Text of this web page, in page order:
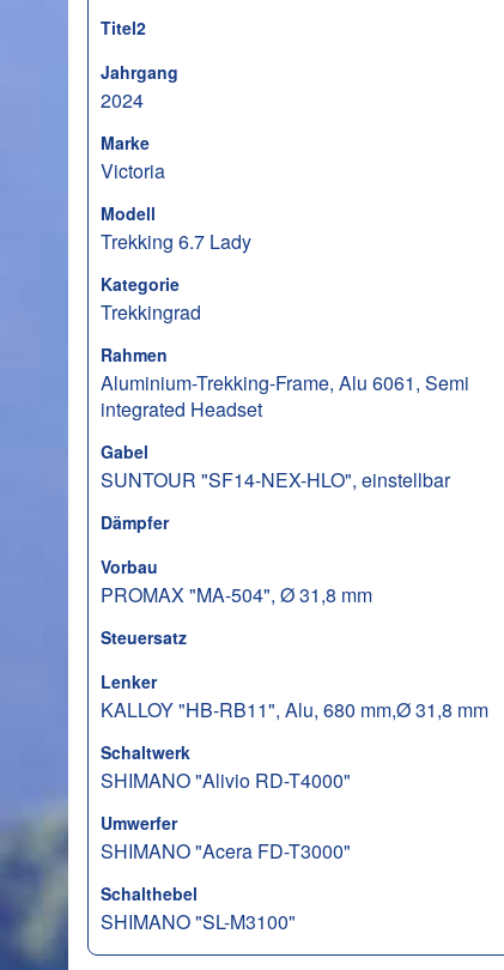
Titel2
Jahrgang
2024
Marke
Victoria
Modell
Trekking 6.7 Lady
Kategorie
Trekkingrad
Rahmen
Aluminium-Trekking-Frame, Alu 6061, Semi
integrated Headset
Gabel
SUNTOUR "SF14-NEX-HLO", einstellbar
Dämpfer
Vorbau
PROMAX "MA-504", Ø 31,8 mm
Steuersatz
Lenker
KALLOY "HB-RB11", Alu, 680 mm,Ø 31,8 mm
Schaltwerk
SHIMANO "Alivio RD-T4000"
Umwerfer
SHIMANO "Acera FD-T3000"
Schalthebel
SHIMANO "SL-M3100"